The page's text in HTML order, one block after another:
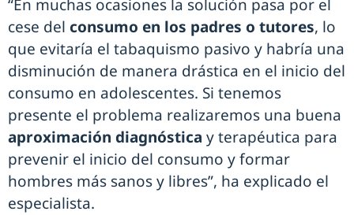
“En muchas ocasiones la solución pasa por el
cese del consumo en los padres o tutores, lo
que evitaría el tabaquismo pasivo y habría una
disminución de manera drástica en el inicio del
consumo en adolescentes. Si tenemos
presente el problema realizaremos una buena
aproximación diagnóstica y terapéutica para
prevenir el inicio del consumo y formar
hombres más sanos y libres”, ha explicado el
especialista.